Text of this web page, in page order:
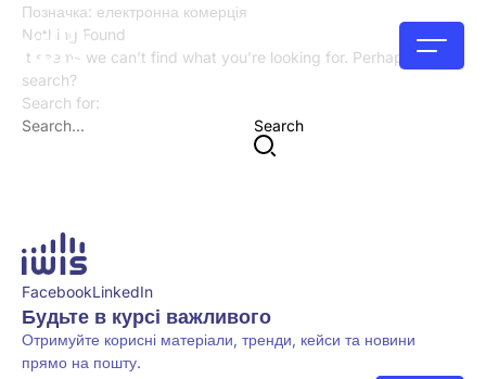
Позначка: електронна комерція
Nothing Found
It seems we can’t find what you’re looking for. Perhaps try a
search?
Search for:
Search
FacebookLinkedIn
Будьте в курсі важливого
Отримуйте корисні матеріали, тренди, кейси та новини
прямо на пошту.